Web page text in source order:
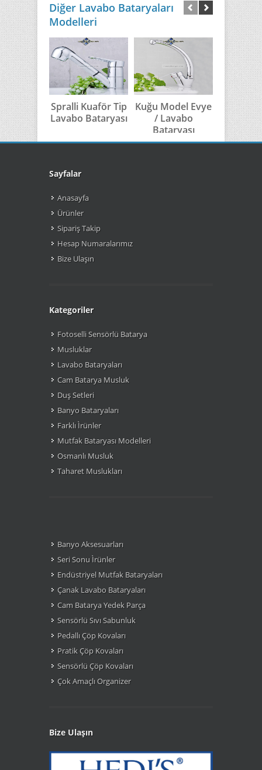
Diğer Lavabo Bataryaları
Modelleri
Spralli Kuaför Tip
Lavabo Bataryası
Kuğu Model Evye
/ Lavabo
Bataryası
Kuğu
Model
Banyo
Sayfalar
Anasayfa
Ürünler
Sipariş Takip
Hesap Numaralarımız
Bize Ulaşın
Kategoriler
Fotoselli Sensörlü Batarya
Musluklar
Lavabo Bataryaları
Cam Batarya Musluk
Duş Setleri
Banyo Bataryaları
Farklı Ìrünler
Mutfak Bataryası Modelleri
Osmanlı Musluk
Taharet Muslukları
Banyo Aksesuarları
Seri Sonu Ìrünler
Endüstriyel Mutfak Bataryaları
Çanak Lavabo Bataryaları
Cam Batarya Yedek Parça
Sensörlü Sıvı Sabunluk
Pedallı Çöp Kovaları
Pratik Çöp Kovaları
Sensörlü Çöp Kovaları
Çok Amaçlı Organizer
Bize Ulaşın